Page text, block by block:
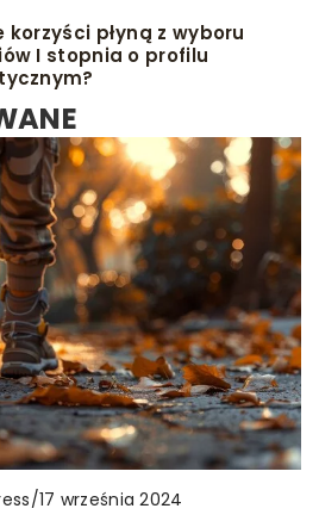
korzyści płyną z wyboru
I stopnia o profilu
/17 kwietnia 2025
DO PORODU
/2 czerwca 2025
/17 września 2024